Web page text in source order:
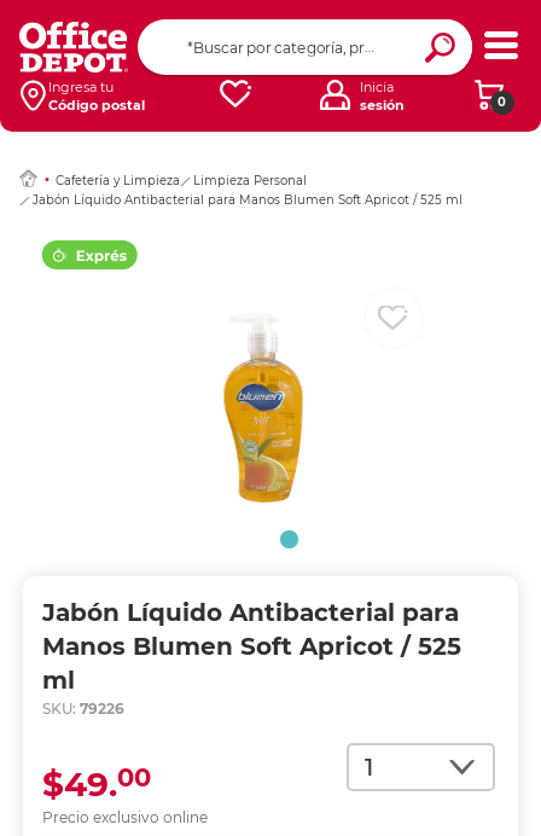
Ingresa tu
Código postal
0
Inicia
sesión
Cafetería y Limpieza
Limpieza Personal
Jabón Líquido Antibacterial para Manos Blumen Soft Apricot / 525 ml
Jabón Líquido Antibacterial para
Manos Blumen Soft Apricot / 525
ml
SKU: 79226
Cantidad
Precio exclusivo online
$49.00
Ingresar Codigo